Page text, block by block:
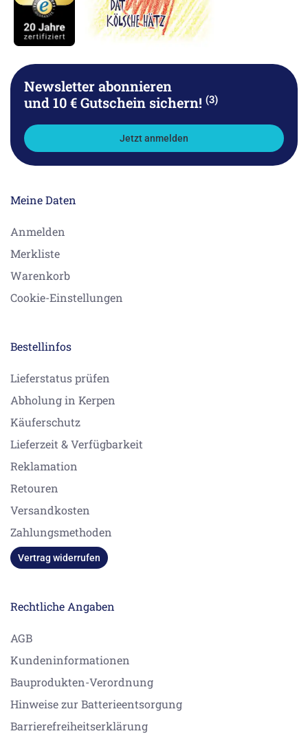
Newsletter abonnieren
und 10 € Gutschein sichern! (3)
Jetzt anmelden
Meine Daten
Anmelden
Merkliste
Warenkorb
Cookie-Einstellungen
Bestellinfos
Lieferstatus prüfen
Abholung in Kerpen
Käuferschutz
Lieferzeit & Verfügbarkeit
Reklamation
Retouren
Versandkosten
Zahlungsmethoden
Vertrag widerrufen
Rechtliche Angaben
AGB
Kundeninformationen
Bauprodukten-Verordnung
Hinweise zur Batterieentsorgung
Barrierefreiheitserklärung